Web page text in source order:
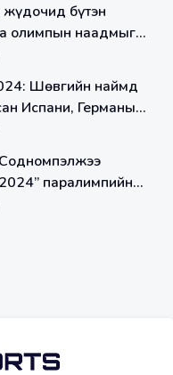
бүтэн
олимпын наадмыг
Шөвгийн наймд
Испани, Германы
таамаг
паралимпийн
ёслолд туг барихаар